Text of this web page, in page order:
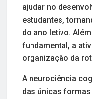
ajudar no
estudantes,
do ano letivo.
fundamental, a
organização da
A neurociência
das únicas